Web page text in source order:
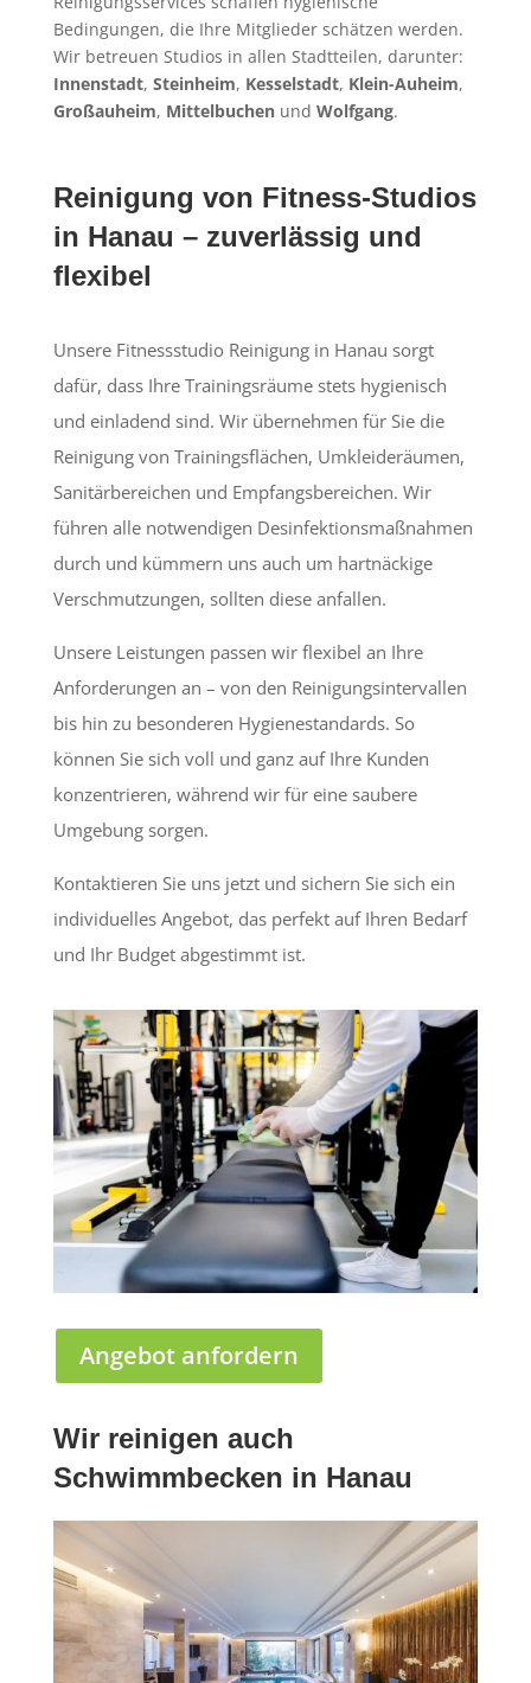
Bedingungen, die Ihre Mitglieder schätzen werden.
Wir betreuen Studios in allen Stadtteilen, darunter:
Innenstadt, Steinheim, Kesselstadt, Klein-Auheim,
Großauheim, Mittelbuchenund Wolfgang.
Reinigung von Fitness-Studios
in Hanau – zuverlässig und
flexibel
Unsere Fitnessstudio Reinigung in Hanau sorgt
dafür, dass Ihre Trainingsräume stets hygienisch
und einladend sind. Wir übernehmen für Sie die
Reinigung von Trainingsflächen, Umkleideräumen,
Sanitärbereichen und Empfangsbereichen. Wir
führen alle notwendigen Desinfektionsmaßnahmen
durch und kümmern uns auch um hartnäckige
Verschmutzungen, sollten diese anfallen.
Unsere Leistungen passen wir flexibel an Ihre
Anforderungen an – von den Reinigungsintervallen
bis hin zu besonderen Hygienestandards. So
können Sie sich voll und ganz auf Ihre Kunden
konzentrieren, während wir für eine saubere
Umgebung sorgen.
Kontaktieren Sie uns jetzt und sichern Sie sich ein
individuelles Angebot, das perfekt auf Ihren Bedarf
und Ihr Budget abgestimmt ist.
Angebot anfordern
Wir reinigen auch
Schwimmbecken in Hanau